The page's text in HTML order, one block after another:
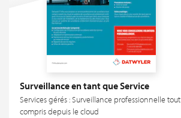
Surveillance en tant que Service
Services gérés : Surveillance professionnelle tout
compris depuis le cloud